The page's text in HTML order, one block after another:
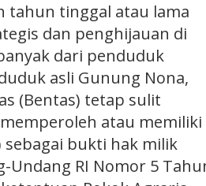
tahun tinggal atau lama
dan penghijauan di
dari penduduk
asli Gunung Nona,
(Bentas) tetap sulit
atau memiliki
sebagai bukti hak milik
RI Nomor 5